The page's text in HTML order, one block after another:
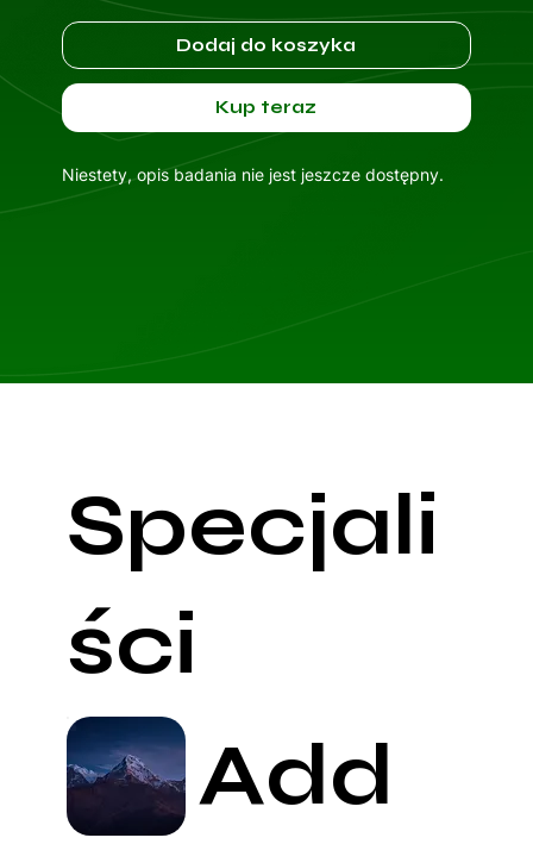
Dodaj do koszyka
Kup teraz
Niestety, opis badania nie jest jeszcze dostępny.
Specjali
ści
Add